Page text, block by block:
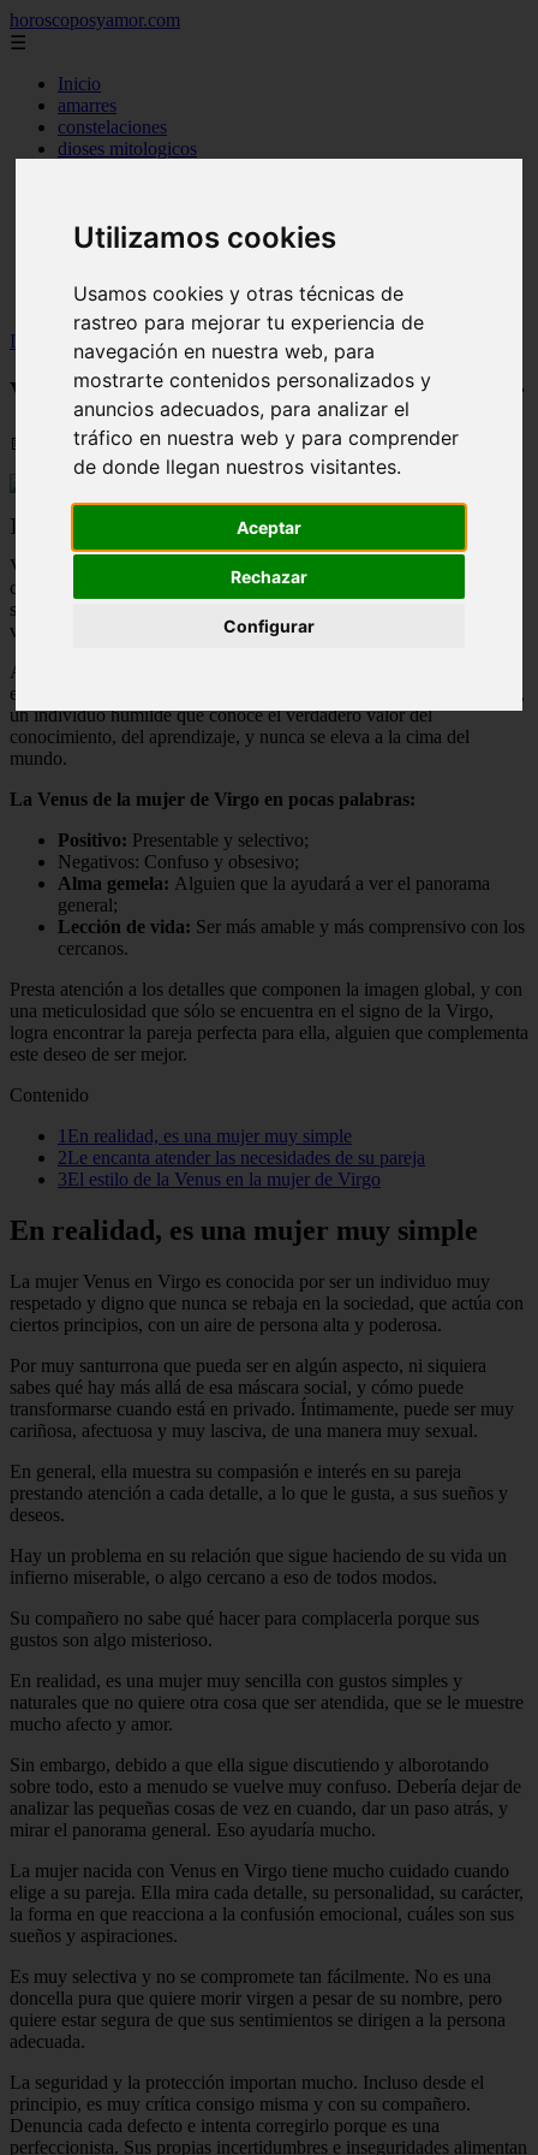
Utilizamos cookies
Usamos cookies y otras técnicas de
rastreo para mejorar tu experiencia de
navegación en nuestra web, para
mostrarte contenidos personalizados y
anuncios adecuados, para analizar el
tráfico en nuestra web y para comprender
de donde llegan nuestros visitantes.
Aceptar
Rechazar
Configurar
horoscoposyamor.com
☰
Inicio
amarres
constelaciones
dioses mitologicos
personajes mitologicos
simbologia
Inicio
horoscopos Venus en la Mujer Virgo: Conócela mejor
Venus en la Mujer Virgo: Conócela mejor
📅 09/09/2025
]]>
Venus en Virgo las mujeres están especialmente dotadas de la
capacidad de mirarse introspectivamente a sí mismas, de observar
sus defectos, de asimilarlos todos y de tratar de transformarlos en
ventajas.
Así, un camino de auto-perfección comienza desde que esta mujer
empieza a darse cuenta de su gran potencial. Ella es, en este sentido,
un individuo humilde que conoce el verdadero valor del
conocimiento, del aprendizaje, y nunca se eleva a la cima del
mundo.
La Venus de la mujer de Virgo en pocas palabras:
Positivo: Presentable y selectivo;
Negativos: Confuso y obsesivo;
Alma gemela: Alguien que la ayudará a ver el panorama
general;
Lección de vida: Ser más amable y más comprensivo con los
cercanos.
Presta atención a los detalles que componen la imagen global, y con
una meticulosidad que sólo se encuentra en el signo de la Virgo,
logra encontrar la pareja perfecta para ella, alguien que complementa
este deseo de ser mejor.
Contenido
1En realidad, es una mujer muy simple
2Le encanta atender las necesidades de su pareja
3El estilo de la Venus en la mujer de Virgo
En realidad, es una mujer muy simple
La mujer Venus en Virgo es conocida por ser un individuo muy
respetado y digno que nunca se rebaja en la sociedad, que actúa con
ciertos principios, con un aire de persona alta y poderosa.
Por muy santurrona que pueda ser en algún aspecto, ni siquiera
sabes qué hay más allá de esa máscara social, y cómo puede
transformarse cuando está en privado. Íntimamente, puede ser muy
cariñosa, afectuosa y muy lasciva, de una manera muy sexual.
En general, ella muestra su compasión e interés en su pareja
prestando atención a cada detalle, a lo que le gusta, a sus sueños y
deseos.
Hay un problema en su relación que sigue haciendo de su vida un
infierno miserable, o algo cercano a eso de todos modos.
Su compañero no sabe qué hacer para complacerla porque sus
gustos son algo misterioso.
En realidad, es una mujer muy sencilla con gustos simples y
naturales que no quiere otra cosa que ser atendida, que se le muestre
mucho afecto y amor.
Sin embargo, debido a que ella sigue discutiendo y alborotando
sobre todo, esto a menudo se vuelve muy confuso. Debería dejar de
analizar las pequeñas cosas de vez en cuando, dar un paso atrás, y
mirar el panorama general. Eso ayudaría mucho.
La mujer nacida con Venus en Virgo tiene mucho cuidado cuando
elige a su pareja. Ella mira cada detalle, su personalidad, su carácter,
la forma en que reacciona a la confusión emocional, cuáles son sus
sueños y aspiraciones.
Es muy selectiva y no se compromete tan fácilmente. No es una
doncella pura que quiere morir virgen a pesar de su nombre, pero
quiere estar segura de que sus sentimientos se dirigen a la persona
adecuada.
La seguridad y la protección importan mucho. Incluso desde el
principio, es muy crítica consigo misma y con su compañero.
Denuncia cada defecto e intenta corregirlo porque es una
perfeccionista. Sus propias incertidumbres e inseguridades alimentan